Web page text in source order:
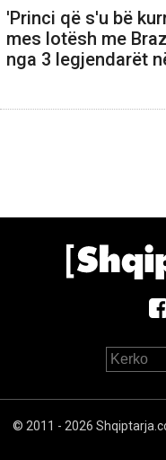
'Princi që s'u bë
mes lotësh me
nga 3 legjendarët
© 2011 - 2026